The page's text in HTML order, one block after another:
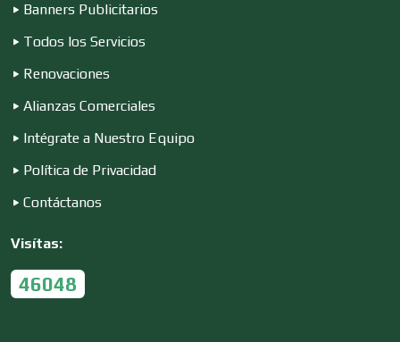
Construcciones en General
Contadores
Control de Plagas
Conversiones Automotrices
Banners Publicitarios
Todos los Servicios
Renovaciones
Alianzas Comerciales
Intégrate a Nuestro Equipo
Política de Privacidad
Contáctanos
Visítas:
46048